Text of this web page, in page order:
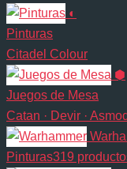
◐
Pinturas
Citadel Colour
⬢
Juegos de Mesa
Catan · Devir ·
Pinturas319